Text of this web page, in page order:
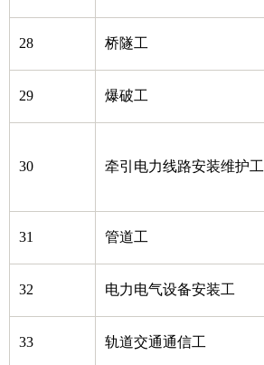
28 桥隧工
29 爆破工
30 牵引电力线路安装维护工
31 管道工
32 电力电气设备安装工
33 轨道交通通信工